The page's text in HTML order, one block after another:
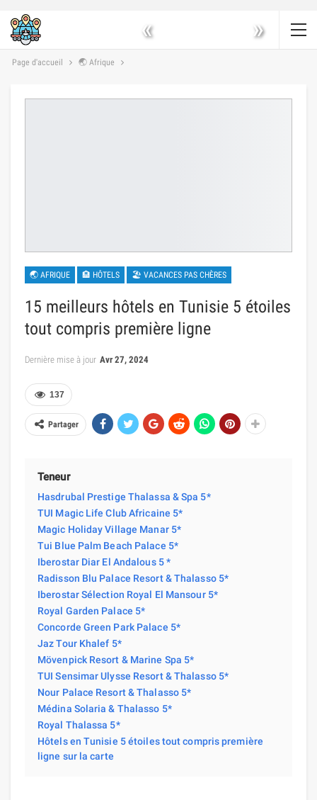
« »
Page d'accueil 🌏 Afrique
🌏 AFRIQUE 🏨 HÔTELS 🏖 VACANCES PAS CHÈRES
15 meilleurs hôtels en Tunisie 5 étoiles
tout compris première ligne
Dernière mise à jour Avr 27, 2024
137
Partager
Teneur
Hasdrubal Prestige Thalassa & Spa 5*
TUI Magic Life Club Africaine 5*
Magic Holiday Village Manar 5*
Tui Blue Palm Beach Palace 5*
Iberostar Diar El Andalous 5 *
Radisson Blu Palace Resort & Thalasso 5*
Iberostar Sélection Royal El Mansour 5*
Royal Garden Palace 5*
Concorde Green Park Palace 5*
Jaz Tour Khalef 5*
Mövenpick Resort & Marine Spa 5*
TUI Sensimar Ulysse Resort & Thalasso 5*
Nour Palace Resort & Thalasso 5*
Médina Solaria & Thalasso 5*
Royal Thalassa 5*
Hôtels en Tunisie 5 étoiles tout compris première
ligne sur la carte